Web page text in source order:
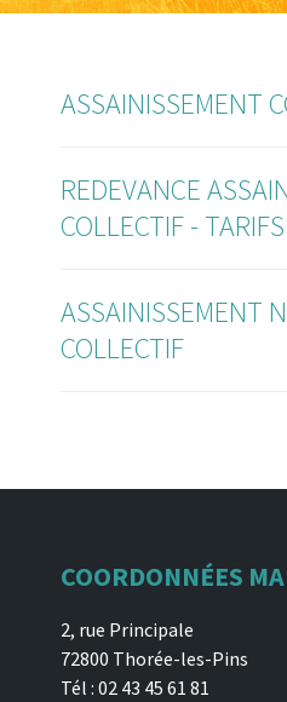
ASSAINISSEMENT
REDEVANCE
COLLECTIF - TARIFS
ASSAINISSEMENT
COLLECTIF
COORDONNÉES
2, rue Principale
72800 Thorée-les-Pins
Tél : 02 43 45 61 81